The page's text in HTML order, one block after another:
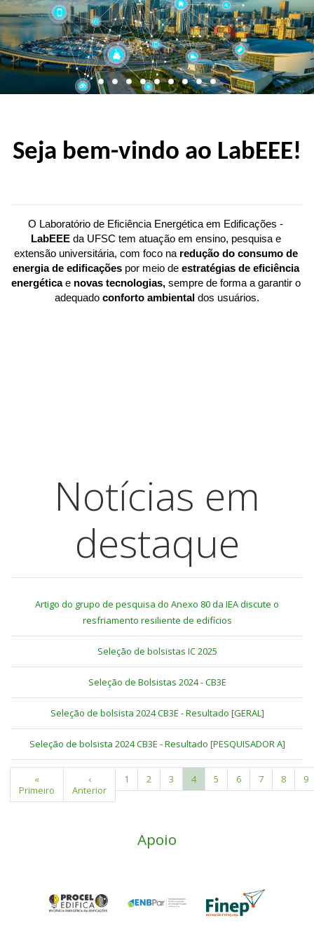
Seja bem-vindo ao LabEEE!
LabEEE da UFSC tem atuação em ensino, pesquisa e
extensão universitária, com foco na redução do consumo de
energia de edificações por meio de estratégias de eficiência
energética e novas tecnologias, sempre de forma a garantir o
adequado conforto ambiental dos usuários.
Notícias em
destaque
Artigo do grupo de pesquisa do Anexo 80 da IEA discute o
resfriamento resiliente de edifícios
Seleção de bolsistas IC 2025
Seleção de Bolsistas 2024 - CB3E
Seleção de bolsista 2024 CB3E - Resultado [GERAL]
Seleção de bolsista 2024 CB3E - Resultado [PESQUISADOR A]
PaginaçãoPrimeira
página
«
Primeiro
Página
anterior
‹
Anterior
Page
1 Page
2 Page
3
Página
atual
4 Page
5 Page
6 Page
7 Page
8 9
Apoio